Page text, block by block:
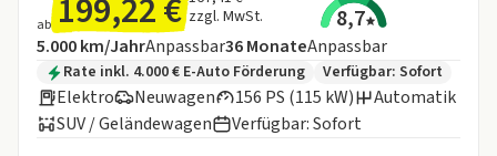
ab 199,22 € zzgl. MwSt.
8,7
Angebotsdetails:
Inklusive Laufleistung
5.000 km/JahrAnpassbarLaufzeit
36MonateAnpassbar
Zusätzliche Fahrzeuginformationen:
Rate inkl. 4.000 € E-Auto Förderung Verfügbar: Sofort
Elektro Neuwagen 156 PS (115 kW)
Automatik
SUV / Geländewagen
Verfügbar: Sofort